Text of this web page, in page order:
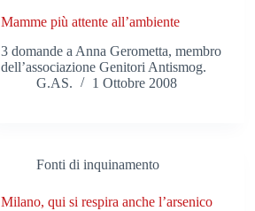
Mamme più attente all’ambiente
3 domande a Anna Gerometta, membro
dell’associazione Genitori Antismog.
G.AS.
1 Ottobre 2008
Fonti di inquinamento
Milano, qui si respira anche l’arsenico